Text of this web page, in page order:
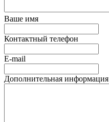
Ваше имя
Контактный телефон
E-mail
Дополнительная информация